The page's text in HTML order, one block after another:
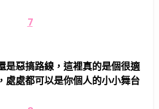
是惡搞路線，這裡真的是個很適
處處都可以是你個人的小小舞台